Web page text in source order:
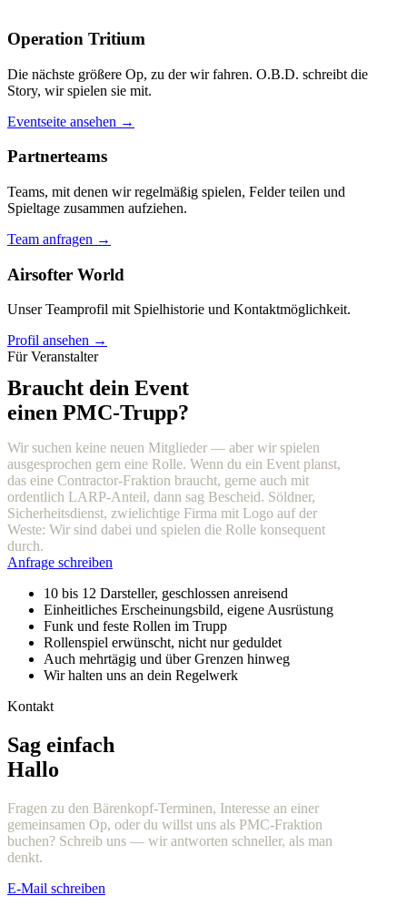
Operation Tritium
Die nächste größere Op, zu der wir fahren. O.B.D. schreibt die
Story, wir spielen sie mit.
Eventseite ansehen →
Partnerteams
Teams, mit denen wir regelmäßig spielen, Felder teilen und
Spieltage zusammen aufziehen.
Team anfragen →
Airsofter World
Unser Teamprofil mit Spielhistorie und Kontaktmöglichkeit.
Profil ansehen →
Für Veranstalter
Braucht dein Event
einen PMC-Trupp?
Wir suchen keine neuen Mitglieder — aber wir spielen
ausgesprochen gern eine Rolle. Wenn du ein Event planst,
das eine Contractor-Fraktion braucht, gerne auch mit
ordentlich LARP-Anteil, dann sag Bescheid. Söldner,
Sicherheitsdienst, zwielichtige Firma mit Logo auf der
Weste: Wir sind dabei und spielen die Rolle konsequent
durch.
Anfrage schreiben
10 bis 12 Darsteller, geschlossen anreisend
Einheitliches Erscheinungsbild, eigene Ausrüstung
Funk und feste Rollen im Trupp
Rollenspiel erwünscht, nicht nur geduldet
Auch mehrtägig und über Grenzen hinweg
Wir halten uns an dein Regelwerk
Kontakt
Sag einfach
Hallo
Fragen zu den Bärenkopf-Terminen, Interesse an einer
gemeinsamen Op, oder du willst uns als PMC-Fraktion
buchen? Schreib uns — wir antworten schneller, als man
denkt.
E-Mail schreiben